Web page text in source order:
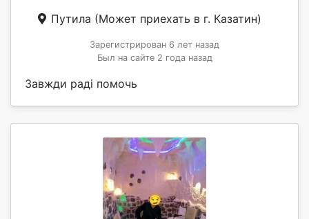
Путила (Может приехать в г. Казатин)
Зарегистрирован 6 лет назад
Был на сайте 2 года назад
Завжди раді помочь